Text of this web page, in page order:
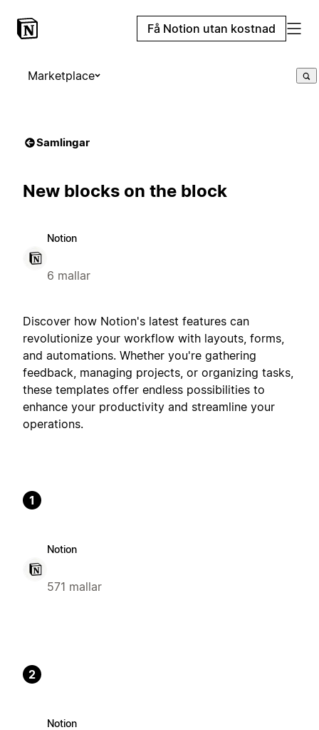
Få Notion utan kostnad
Marketplace
Samlingar
New blocks on the block
Notion
6 mallar
Discover how Notion's latest features can
revolutionize your workflow with layouts, forms,
and automations. Whether you're gathering
feedback, managing projects, or organizing tasks,
these templates offer endless possibilities to
enhance your productivity and streamline your
operations.
1
Notion
571 mallar
2
Notion